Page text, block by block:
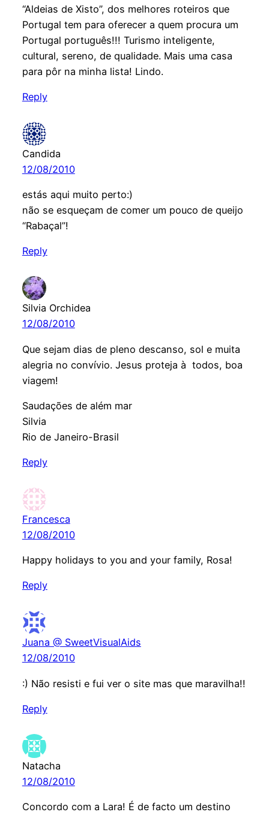
“Aldeias de Xisto”, dos melhores roteiros que
Portugal tem para oferecer a quem procura um
Portugal português!!! Turismo inteligente,
cultural, sereno, de qualidade. Mais uma casa
para pôr na minha lista! Lindo.
Reply
Candida
12/08/2010
estás aqui muito perto:)
não se esqueçam de comer um pouco de queijo
“Rabaçal”!
Reply
Silvia Orchidea
12/08/2010
Que sejam dias de pleno descanso, sol e muita
alegria no convívio. Jesus proteja à todos, boa
viagem!
Saudações de além mar
Silvia
Rio de Janeiro-Brasil
Reply
Francesca
12/08/2010
Happy holidays to you and your family, Rosa!
Reply
Juana @ SweetVisualAids
12/08/2010
:) Não resisti e fui ver o site mas que maravilha!!
Reply
Natacha
12/08/2010
Concordo com a Lara! É de facto um destino